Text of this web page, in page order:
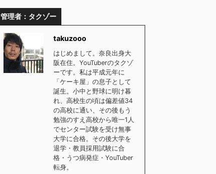
管理者：タクゾー
takuzooo
はじめまして。奈良出身大
阪在住。YouTuberのタクゾ
ーです。私は平成元年に
「ケーキ屋」の息子として
誕生。小中と野球に明け暮
れ、高校生の頃は偏差値34
の高校に通い、その後もう
勉強のすえ高校から唯一1人
でセンター試験を受け無事
大学に合格。その後大学を
退学・教員採用試験に合
格・うつ病発症・YouTuber
転身。